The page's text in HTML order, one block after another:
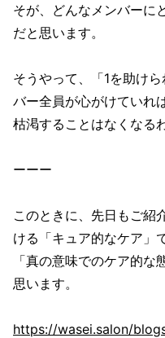
そが、どんなメンバーに
だと思います。
そうやって、「1を助け
バー全員が心がけていれ
枯渇することはなくなる
ーーー
このときに、先日もご紹
ける「キュア的なケア」
「真の意味でのケア的
思います。
https://wasei.salon/